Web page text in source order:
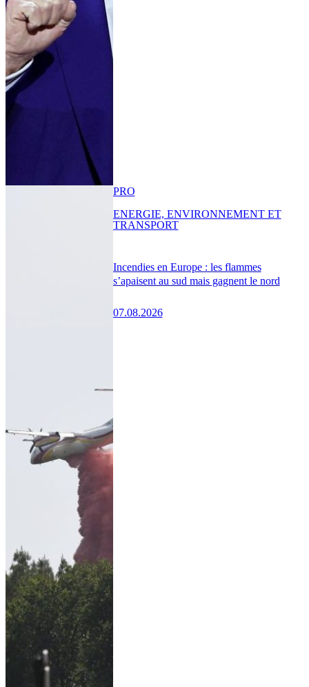
Incendies en Europe : les flammes
s’apaisent au sud mais gagnent le nord
07.08.2026
PRO
ENERGIE, ENVIRONNEMENT ET
TRANSPORT